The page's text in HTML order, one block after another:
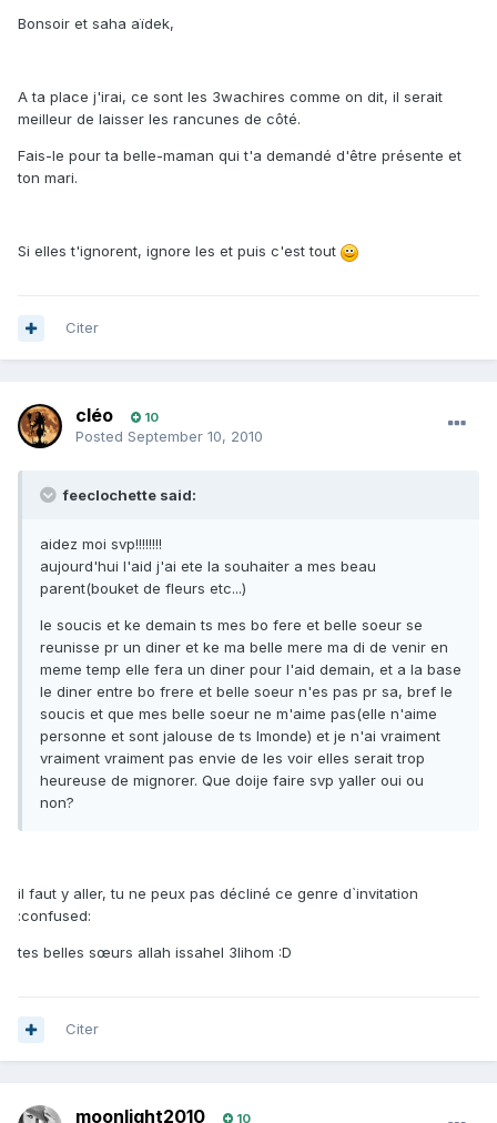
Bonsoir et saha aïdek,
A ta place j'irai, ce sont les 3wachires comme on dit, il serait
meilleur de laisser les rancunes de côté.
Fais-le pour ta belle-maman qui t'a demandé d'être présente et
ton mari.
Si elles t'ignorent, ignore les et puis c'est tout
Citer
cléo 10
Posted September 10, 2010
feeclochette said:
aidez moi svp!!!!!!!!
aujourd'hui l'aid j'ai ete la souhaiter a mes beau
parent(bouket de fleurs etc...)
le soucis et ke demain ts mes bo fere et belle soeur se
reunisse pr un diner et ke ma belle mere ma di de venir en
meme temp elle fera un diner pour l'aid demain, et a la base
le diner entre bo frere et belle soeur n'es pas pr sa, bref le
soucis et que mes belle soeur ne m'aime pas(elle n'aime
personne et sont jalouse de ts lmonde) et je n'ai vraiment
vraiment vraiment pas envie de les voir elles serait trop
heureuse de mignorer. Que doije faire svp yaller oui ou
non?
il faut y aller, tu ne peux pas décliné ce genre d`invitation
:confused:
tes belles sœurs allah issahel 3lihom :D
Citer
moonlight2010 10